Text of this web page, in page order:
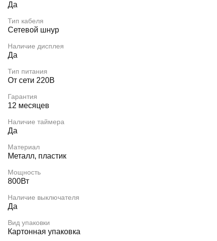
Да
Тип кабеля
Сетевой шнур
Наличие дисплея
Да
Тип питания
От сети 220В
Гарантия
12 месяцев
Наличие таймера
Да
Материал
Металл, пластик
Мощность
800Вт
Наличие выключателя
Да
Вид упаковки
Картонная упаковка